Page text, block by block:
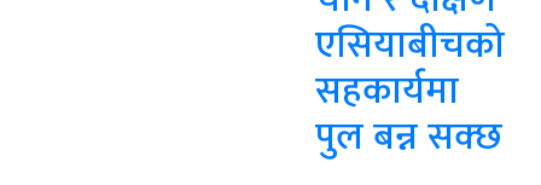
एसियाबीचको
सहकार्यमा
पुल बन्न सक्छ